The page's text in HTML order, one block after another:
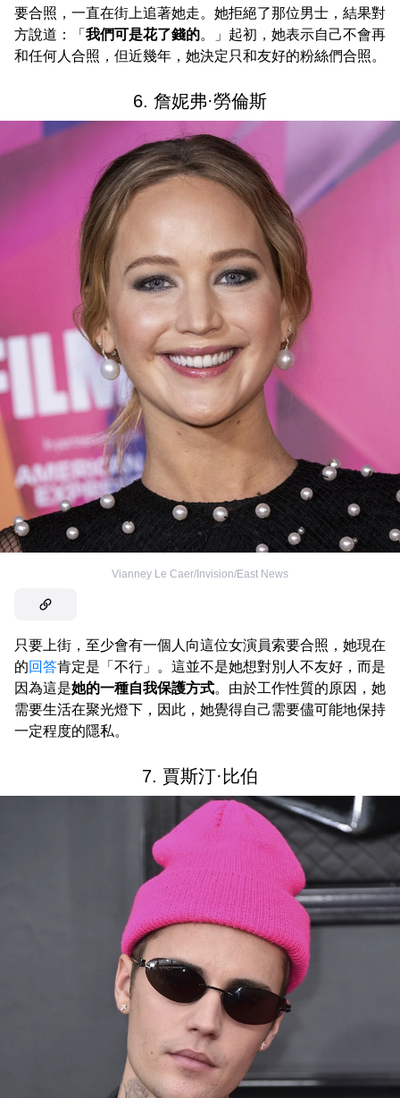
要合照，一直在街上追著她走。她拒絕了那位男士，結果對
方說道：「 我們可是花了錢的。」起初，她表示自己不會再
和任何人合照，但近幾年，她決定只和友好的粉絲們合照。
6. 詹妮弗·勞倫斯
Vianney Le Caer/Invision/East News
只要上街，至少會有一個人向這位女演員索要合照，她現在
的回答肯定是「不行」。這並不是她想對別人不友好，而是
因為這是她的一種自我保護方式。由於工作性質的原因，她
需要生活在聚光燈下，因此，她覺得自己需要儘可能地保持
一定程度的隱私。
7. 賈斯汀·比伯